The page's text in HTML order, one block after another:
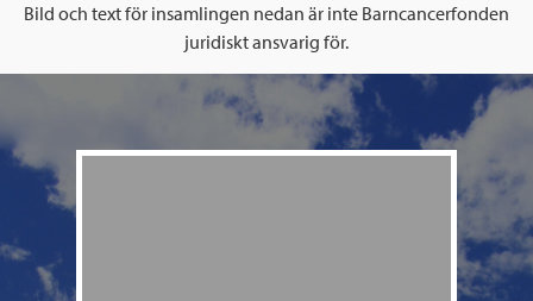
Bild och text för insamlingen nedan är inte Barncancerfonden
juridiskt ansvarig för.